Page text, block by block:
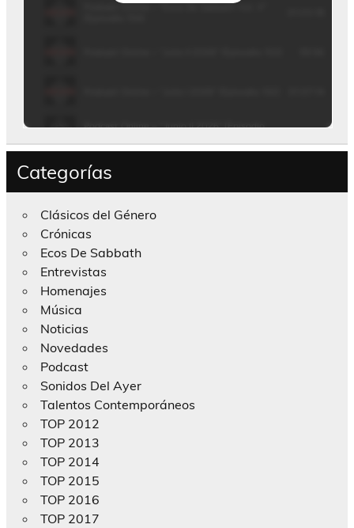
Categorías
Clásicos del Género
Crónicas
Ecos De Sabbath
Entrevistas
Homenajes
Música
Noticias
Novedades
Podcast
Sonidos Del Ayer
Talentos Contemporáneos
TOP 2012
TOP 2013
TOP 2014
TOP 2015
TOP 2016
TOP 2017